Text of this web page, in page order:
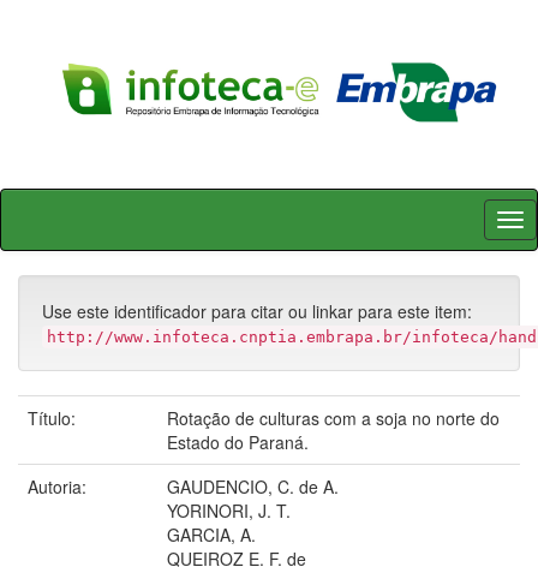
Skip
Use este identificador para citar ou linkar para este item:
http://www.infoteca.cnptia.embrapa.br/infoteca/
Título:
Rotação de culturas com a soja no norte do
Estado do Paraná.
Autoria:
GAUDENCIO, C. de A.
YORINORI, J. T.
GARCIA, A.
QUEIROZ E. F. de